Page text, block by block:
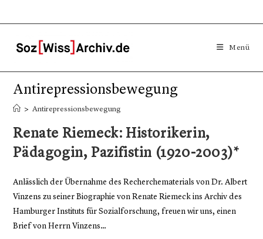
Menü
Antirepressionsbewegung
> Antirepressionsbewegung
Renate Riemeck: Historikerin,
Pädagogin, Pazifistin (1920-2003)*
Anlässlich der Übernahme des Recherchematerials von Dr. Albert
Vinzens zu seiner Biographie von Renate Riemeck ins Archiv des
Hamburger Instituts für Sozialforschung, freuen wir uns, einen
Brief von Herrn Vinzens…